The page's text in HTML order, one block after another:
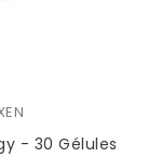
- 30 Gélules